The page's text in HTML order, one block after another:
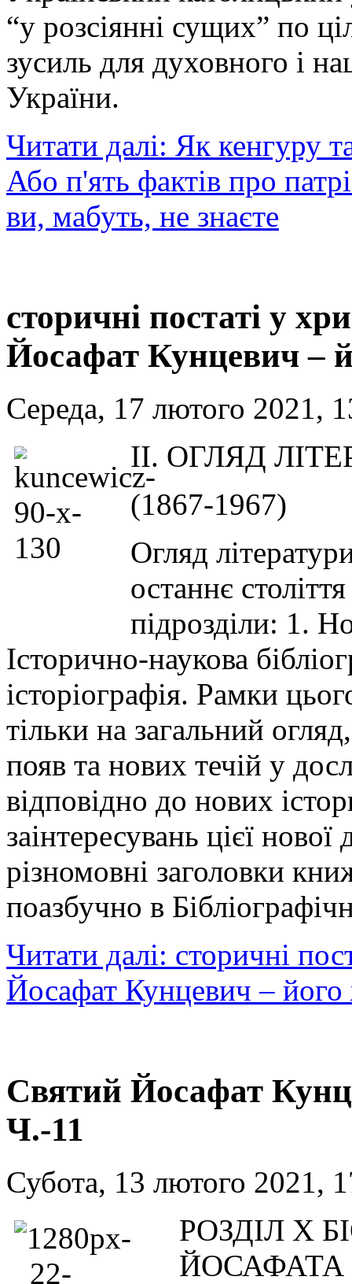
“у розсіянні сущих” по
зусиль для духовного і
України.
Читати далі: Як кенгуру
Або п'ять фактів про
ви, мабуть, не знаєте
сторичні постаті у
Йосафат Кунцевич –
Середа, 17 лютого 2021,
II. ОГЛЯД
(1867-1967)
Огляд
останнє
підрозділи: 1.
Історично-наукова
історіографія. Рамки
тільки на загальний
появ та нових течій у
відповідно до нових
заінтересувань цієї
різномовні заголовки
поазбучно в
Читати далі: сторичні
Йосафат Кунцевич –
Святий Йосафат
Ч.-11
Субота, 13 лютого 2021,
РОЗДІЛ X